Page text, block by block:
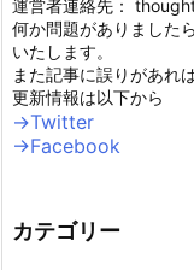
運営者連絡先：
何か問題がありました
いたします。
また記事に誤りがあれ
更新情報は以下から
→Twitter
→Facebook
カテゴリー